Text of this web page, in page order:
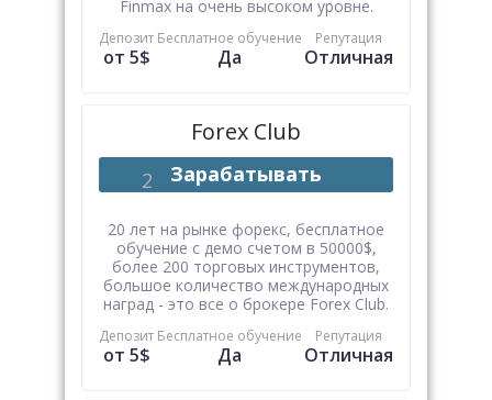
Finmax на очень высоком уровне.
Депозит
от 5$
Бесплатное обучение
Да
Репутация
Отличная
Forex Club
Зарабатывать
20 лет на рынке форекс, бесплатное
обучение с демо счетом в 50000$,
более 200 торговых инструментов,
большое количество международных
наград - это все о брокере Forex Club.
Депозит
от 5$
Бесплатное обучение
Да
Репутация
Отличная